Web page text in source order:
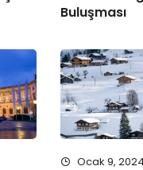
Buluşması
Ocak 9, 2024